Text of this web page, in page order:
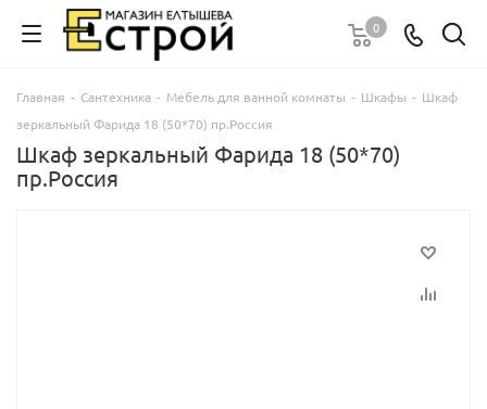
0
Главная - Сантехника - Мебель для ванной комнаты - Шкафы - Шкаф
зеркальный Фарида 18 (50*70) пр.Россия
Шкаф зеркальный Фарида 18 (50*70)
пр.Россия